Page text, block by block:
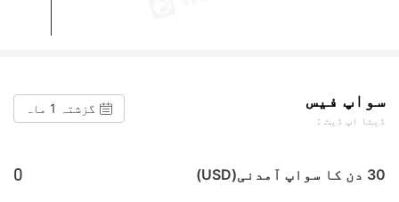
سواپ فیس
ڈیٹا اپ ڈیٹ：
گزشتہ 1 ماہ
30 دن کا سواپ آمدنی(USD) 0